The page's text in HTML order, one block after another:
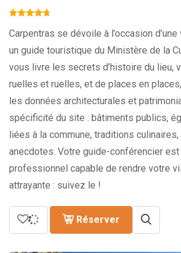
Carpentras se dévoile à l’occasion
un guide touristique du Ministère de la
vous livre les secrets d’histoire du lieu,
ruelles et ruelles, et de places en
les données architecturales et
spécificité du site : bâtiments publics,
liées à la commune, traditions
anecdotes. Votre guide-conférencier
professionnel capable de rendre votre
attrayante : suivez le !
Réserver